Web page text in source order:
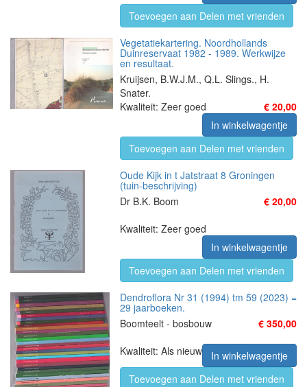
Toevoegen aan Delen met vrienden
Vegetatiekartering. Noordhollands
Duinreservaat 1982 - 1989. Werkwijze
en resultaat.
Kruijsen, B.W.J.M., Q.L. Slings., H.
Snater.
€ 20,00
Kwaliteit: Zeer goed
In winkelwagentje
Toevoegen aan Delen met vrienden
Oude Kijk in t Jatstraat 8 Groningen
(tuin-beschrijving)
Dr B.K. Boom
€ 20,00
Kwaliteit: Zeer goed
In winkelwagentje
Toevoegen aan Delen met vrienden
Dendroflora Nr 31 (1994) tm 59 (2023) =
29 jaarboeken.
Boomteelt - bosbouw
€ 350,00
Kwaliteit: Als nieuw
In winkelwagentje
Toevoegen aan Delen met vrienden